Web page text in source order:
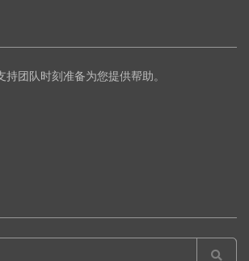
团队时刻准备为您提供帮助。